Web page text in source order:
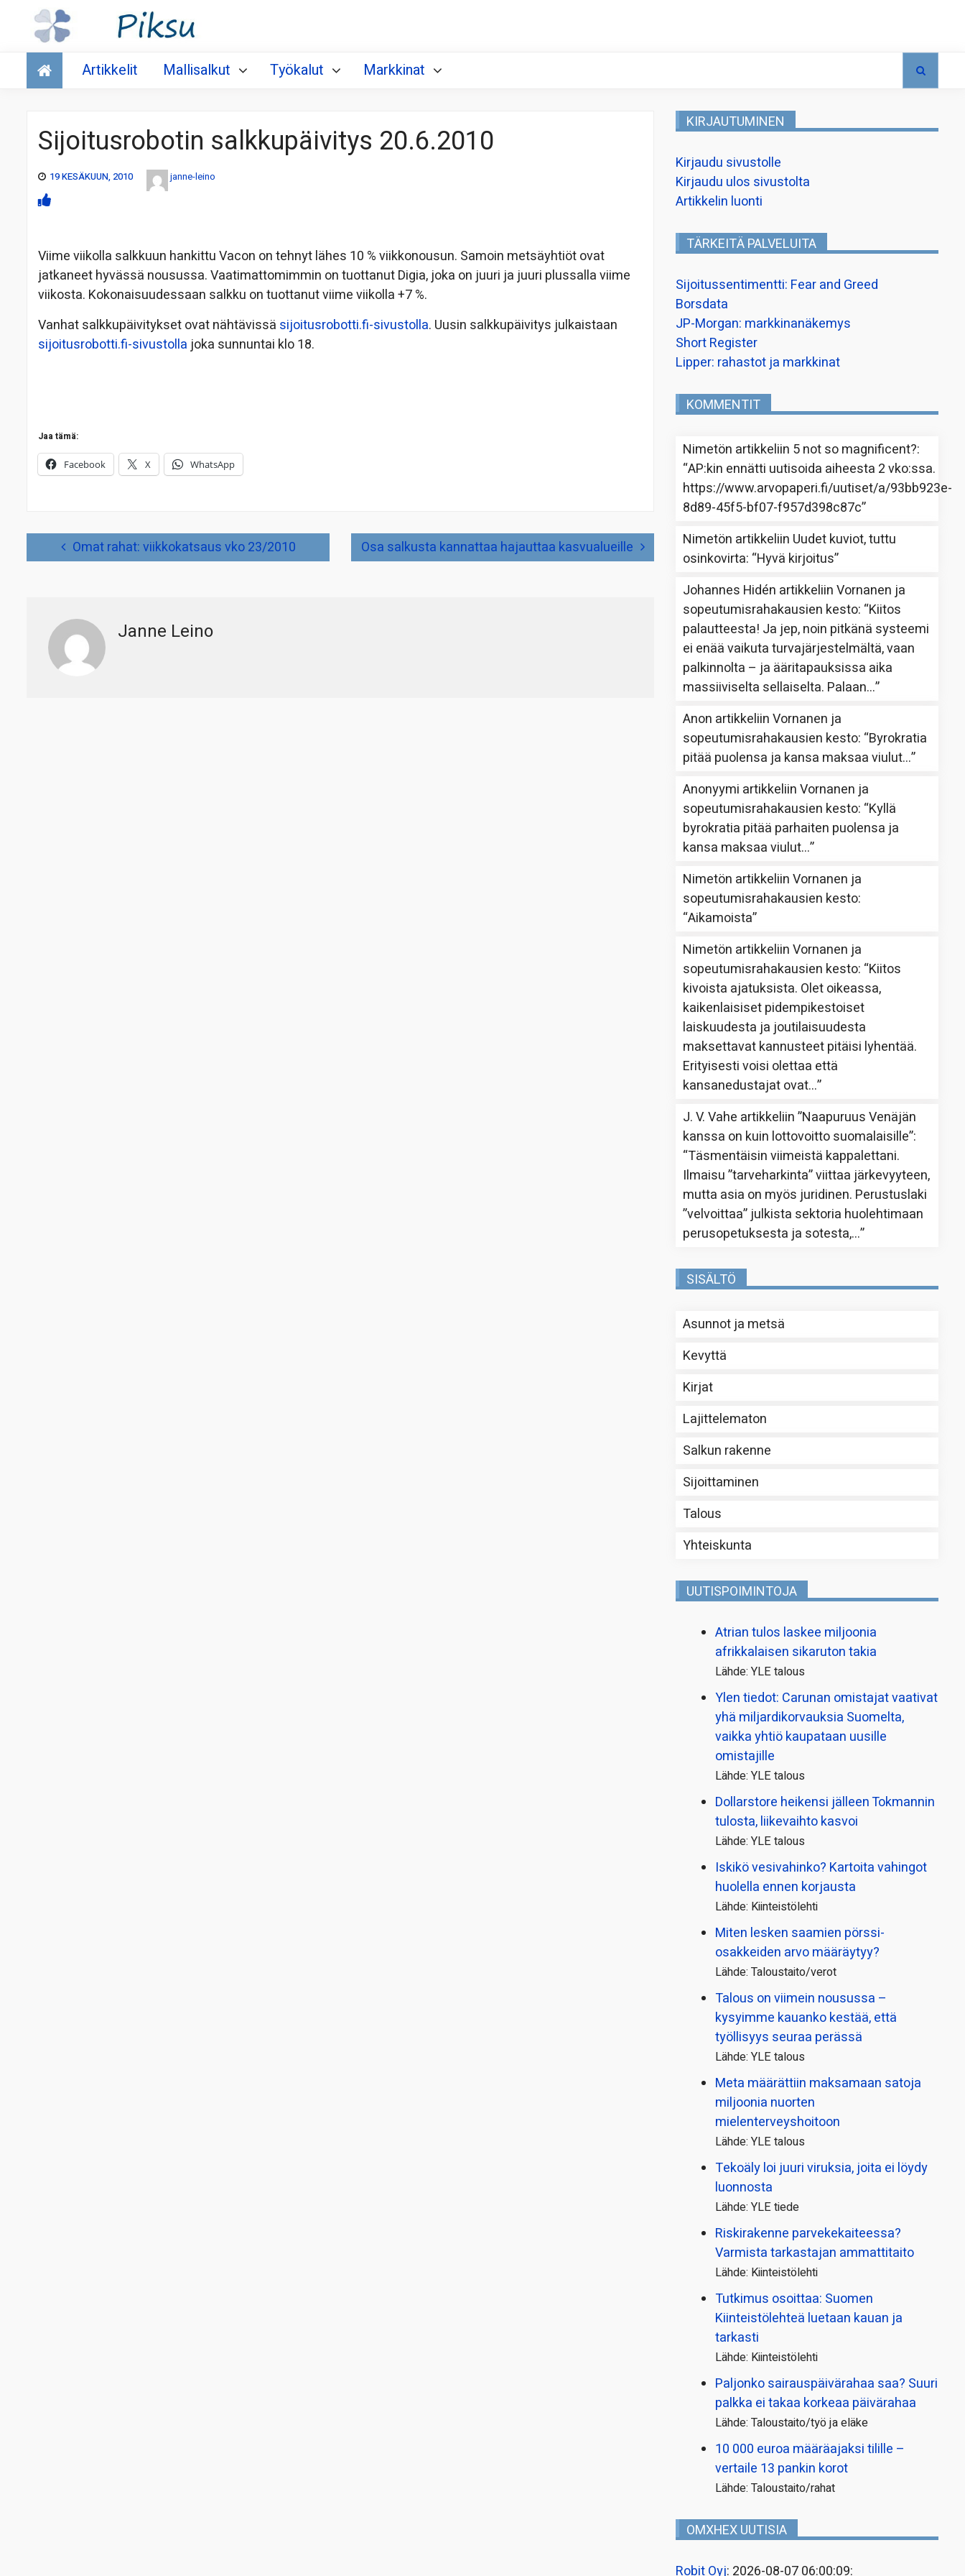
Talous
Artikkelit Mallisalkut Työkalut Markkinat
Sijoitusrobotin salkkupäivitys 20.6.2010
19 KESÄKUUN, 2010 janne-leino
Viime viikolla salkkuun hankittu Vacon on tehnyt lähes 10 % viikkonousun. Samoin metsäyhtiöt ovat
jatkaneet hyvässä nousussa. Vaatimattomimmin on tuottanut Digia, joka on juuri ja juuri plussalla viime
viikosta. Kokonaisuudessaan salkku on tuottanut viime viikolla +7 %.
Vanhat salkkupäivitykset ovat nähtävissä sijoitusrobotti.fi-sivustolla. Uusin salkkupäivitys julkaistaan
sijoitusrobotti.fi-sivustolla joka sunnuntai klo 18.
Jaa tämä:
Facebook X WhatsApp
ArtikkelienOmat rahat: viikkokatsaus vko 23/2010 Osa salkusta kannattaa hajauttaa kasvualueille
Janne Leino
KIRJAUTUMINEN
Kirjaudu sivustolle
Kirjaudu ulos sivustolta
Artikkelin luonti
TÄRKEITÄ PALVELUITA
Sijoitussentimentti: Fear and Greed
Borsdata
JP-Morgan: markkinanäkemys
Short Register
Lipper: rahastot ja markkinat
KOMMENTIT
Nimetön artikkeliin 5 not so magnificent?:
“AP:kin ennätti uutisoida aiheesta 2 vko:ssa.
https://www.arvopaperi.fi/uutiset/a/93bb923e-
8d89-45f5-bf07-f957d398c87c”
Nimetön artikkeliin Uudet kuviot, tuttu
osinkovirta: “Hyvä kirjoitus”
Johannes Hidén artikkeliinVornanen ja
sopeutumisrahakausien kesto: “Kiitos
palautteesta! Ja jep, noin pitkänä systeemi
ei enää vaikuta turvajärjestelmältä, vaan
palkinnolta – ja ääritapauksissa aika
massiiviselta sellaiselta. Palaan…”
Anon artikkeliinVornanen ja
sopeutumisrahakausien kesto: “Byrokratia
pitää puolensa ja kansa maksaa viulut…”
Anonyymi artikkeliinVornanen ja
sopeutumisrahakausien kesto: “Kyllä
byrokratia pitää parhaiten puolensa ja
kansa maksaa viulut…”
Nimetön artikkeliinVornanen ja
sopeutumisrahakausien kesto:
“Aikamoista”
Nimetön artikkeliinVornanen ja
sopeutumisrahakausien kesto: “Kiitos
kivoista ajatuksista. Olet oikeassa,
kaikenlaisiset pidempikestoiset
laiskuudesta ja joutilaisuudesta
maksettavat kannusteet pitäisi lyhentää.
Erityisesti voisi olettaa että
kansanedustajat ovat…”
J. V. Vahe artikkeliin”Naapuruus Venäjän
kanssa on kuin lottovoitto suomalaisille”:
“Täsmentäisin viimeistä kappalettani.
Ilmaisu ”tarveharkinta” viittaa järkevyyteen,
mutta asia on myös juridinen. Perustuslaki
”velvoittaa” julkista sektoria huolehtimaan
perusopetuksesta ja sotesta,…”
SISÄLTÖ
Asunnot ja metsä
Kevyttä
Kirjat
Lajittelematon
Salkun rakenne
Sijoittaminen
Talous
Yhteiskunta
UUTISPOIMINTOJA
Atrian tulos laskee miljoonia
afrikkalaisen sikaruton takia
Lähde: YLE talous
Ylen tiedot: Carunan omistajat vaativat
yhä miljardi­korvauksia Suomelta,
vaikka yhtiö kaupataan uusille
omistajille
Lähde: YLE talous
Dollarstore heikensi jälleen Tokmannin
tulosta, liikevaihto kasvoi
Lähde: YLE talous
Iskikö vesivahinko? Kartoita vahingot
huolella ennen korjausta
Lähde: Kiinteistölehti
Miten lesken saamien pörssi­
osakkeiden arvo määräytyy?
Lähde: Taloustaito/verot
Talous on viimein nousussa –
kysyimme kauanko kestää, että
työllisyys seuraa perässä
Lähde: YLE talous
Meta määrättiin maksamaan satoja
miljoonia nuorten
mielenterveyshoitoon
Lähde: YLE talous
Tekoäly loi juuri viruksia, joita ei löydy
luonnosta
Lähde: YLE tiede
Riskirakenne parvekekaiteessa?
Varmista tarkastajan ammattitaito
Lähde: Kiinteistölehti
Tutkimus osoittaa: Suomen
Kiinteistölehteä luetaan kauan ja
tarkasti
Lähde: Kiinteistölehti
Paljonko sairauspäivä­rahaa saa? Suuri
palkka ei takaa korkeaa päivärahaa
Lähde: Taloustaito/työ ja eläke
10 000 euroa määräajaksi tilille –
vertaile 13 pankin korot
Lähde: Taloustaito/rahat
OMXHEX UUTISIA
Robit Oyj: 2026-08-07 06:00:09: